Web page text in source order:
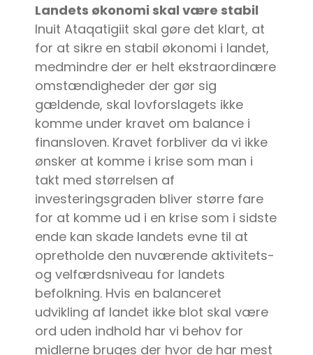
Landets økonomi skal være stabil
Inuit Ataqatigiit skal gøre det klart, at
for at sikre en stabil økonomi i landet,
medmindre der er helt ekstraordinære
omstændigheder der gør sig
gældende, skal lovforslagets ikke
komme under kravet om balance i
finansloven. Kravet forbliver da vi ikke
ønsker at komme i krise som man i
takt med størrelsen af
investeringsgraden bliver større fare
for at komme ud i en krise som i sidste
ende kan skade landets evne til at
opretholde den nuværende aktivitets-
og velfærdsniveau for landets
befolkning. Hvis en balanceret
udvikling af landet ikke blot skal være
ord uden indhold har vi behov for
midlerne bruges der hvor de har mest